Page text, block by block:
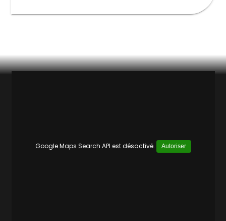
Google Maps Search API est désactivé. Autoriser